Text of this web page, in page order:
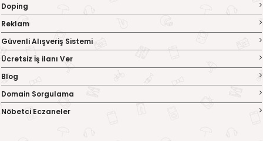
Doping
Reklam
Güvenli Alışveriş Sistemi
Ücretsiz İş ilanı Ver
Blog
Domain Sorgulama
Nöbetci Eczaneler